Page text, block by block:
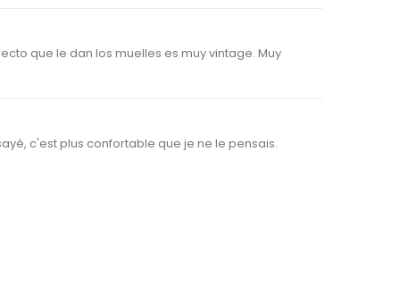
que le dan los muelles es muy vintage. Muy
c'est plus confortable que je ne le pensais.